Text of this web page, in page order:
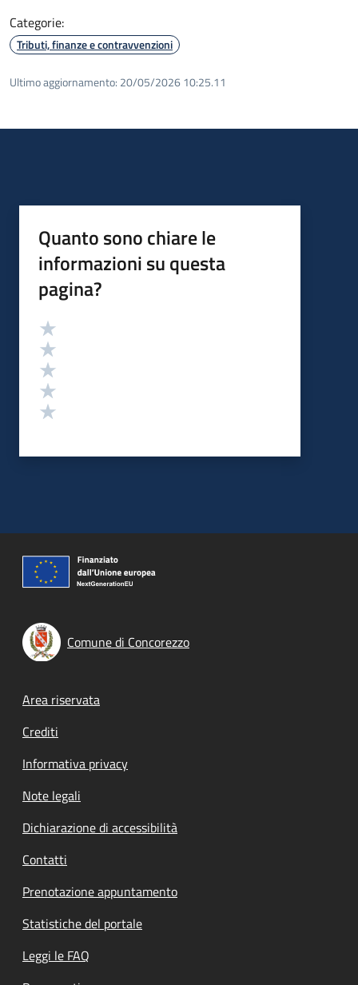
Categorie:
Tributi, finanze e contravvenzioni
Ultimo aggiornamento: 20/05/2026 10:25.11
Quanto sono chiare le
informazioni su questa
pagina?
Valutazione
Comune di Concorezzo
Footer menu
Area riservata
Crediti
Informativa privacy
Note legali
Dichiarazione di accessibilità
Contatti
Prenotazione appuntamento
Statistiche del portale
Leggi le FAQ